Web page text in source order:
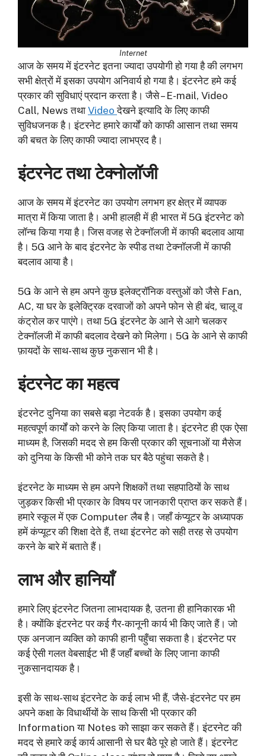
Internet
आज के समय में इंटरनेट इतना ज्यादा उपयोगी हो गया है की लगभग
सभी क्षेत्रों में इसका उपयोग अनिवार्य हो गया है। इंटरनेट हमे कई
प्रकार की सुविधाएं प्रदान करता है। जैसे – E-mail, Video
Call, News तथा Videoदेखने इत्यादि के लिए काफी
सुविधजनक है। इंटरनेट हमारे कार्यों को काफी आसान तथा समय
की बचत के लिए काफी ज्यादा लाभप्रद है।
इंटरनेट तथा टेक्नोलॉजी
आज के समय में इंटरनेट का उपयोग लगभग हर क्षेत्र में व्यापक
मात्रा में किया जाता है। अभी हालही में ही भारत में 5G इंटरनेट को
लॉन्च किया गया है। जिस वजह से टेक्नॉलजी में काफी बदलाव आया
है। 5G आने के बाद इंटरनेट के स्पीड तथा टेक्नॉलजी में काफी
बदलाव आया है।
5G के आने से हम अपने कुछ इलेक्ट्रॉनिक वस्तुओं को जैसे Fan,
AC, या घर के इलेक्ट्रिक दरवाजों को अपने फोन से ही बंद, चालू व
कंट्रोल कर पाएंगे। तथा 5G इंटरनेट के आने से आगे चलकर
टेक्नॉलजी में काफी बदलाव देखने को मिलेगा। 5G के आने से काफी
फ़ायदों के साथ-साथ कुछ नुकसान भी है।
इंटरनेट का महत्व
इंटरनेट दुनिया का सबसे बड़ा नेटवर्क है। इसका उपयोग कई
महत्वपूर्ण कार्यों को करने के लिए किया जाता है। इंटरनेट ही एक ऐसा
माध्यम है, जिसकी मदद से हम किसी प्रकार की सूचनाओं या मैसेज
को दुनिया के किसी भी कोने तक घर बैठे पहुंचा सकते है।
इंटरनेट के माध्यम से हम अपने शिक्षकों तथा सहपाठियों के साथ
जुड़कर किसी भी प्रकार के विषय पर जानकारी प्राप्त कर सकते हैं।
हमारे स्कूल में एक Computer लैब है। जहाँ कंप्यूटर के अध्यापक
हमें कंप्यूटर की शिक्षा देते हैं, तथा इंटरनेट को सही तरह से उपयोग
करने के बारे में बताते हैं।
लाभ और हानियाँ
हमारे लिए इंटरनेट जितना लाभदायक है, उतना ही हानिकारक भी
है। क्योंकि इंटरनेट पर कई गैर-कानूनी कार्य भी किए जाते हैं। जो
एक अनजान व्यक्ति को काफी हानी पहुँचा सकता है। इंटरनेट पर
कई ऐसी गलत वेबसाईट भी हैं जहाँ बच्चों के लिए जाना काफी
नुकसानदायक है।
इसी के साथ-साथ इंटरनेट के कई लाभ भी हैं, जैसे- इंटरनेट पर हम
अपने कक्षा के विधार्थीयों के साथ किसी भी प्रकार की
Information या Notes को साझा कर सकते हैं। इंटरनेट की
मदद से हमारे कई कार्य आसानी से घर बैठे पूरे हो जाते हैं। इंटरनेट